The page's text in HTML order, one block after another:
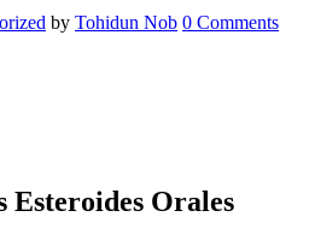
by Tohidun Nob 0 Comments
Esteroides Orales